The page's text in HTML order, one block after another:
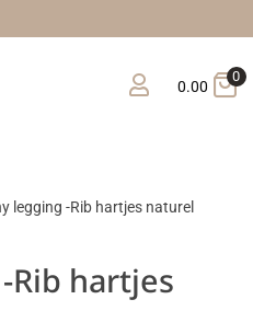
0.00
0
legging -Rib hartjes naturel
Rib hartjes